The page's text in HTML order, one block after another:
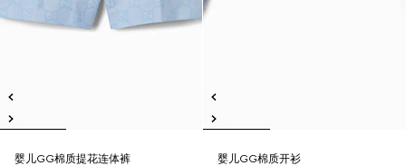
婴儿GG棉质提花连体裤
婴儿GG棉质开衫